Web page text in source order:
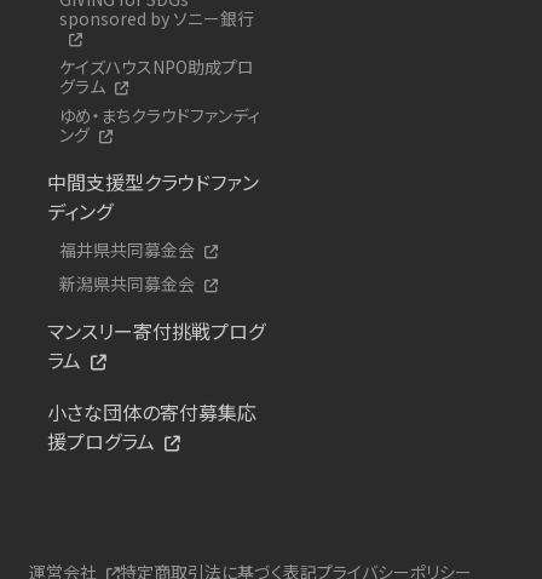
sponsored by ソニー銀行
ケイズハウスNPO助成プロ
グラム
ゆめ・まちクラウドファンディ
ング
中間支援型クラウドファン
ディング
福井県共同募金会
新潟県共同募金会
マンスリー寄付挑戦プログ
ラム
小さな団体の寄付募集応
援プログラム
運営会社 特定商取引法に基づく表記プライバシーポリシー